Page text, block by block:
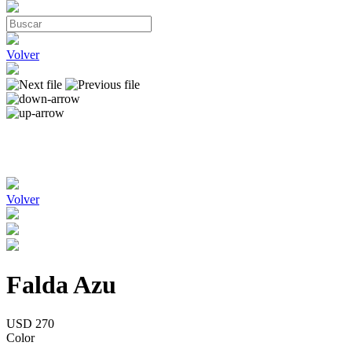
Volver
Volver
Falda Azu
USD 270
Color